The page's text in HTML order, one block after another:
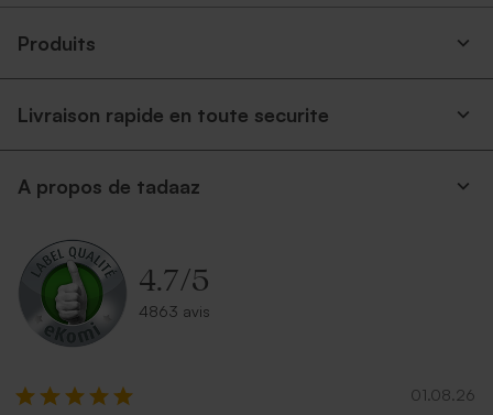
Produits
Livraison rapide en toute securite
A propos de tadaaz
4.7/5
4863 avis
01.08.26